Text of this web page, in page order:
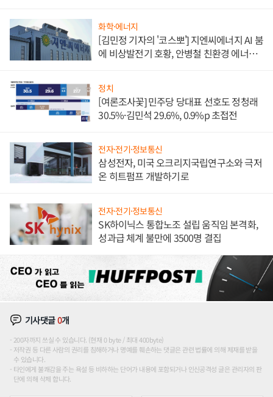
화학·에너지
[김민정 기자의 '코스뽀'] 지엔씨에너지 AI 붐
에 비상발전기 호황, 안병철 친환경 에너지
정치
[여론조사꽃] 민주당 당대표 선호도 정청래
30.5%·김민석 29.6%, 0.9%p 초접전
전자·전기·정보통신
삼성전자, 미국 오크리지국립연구소와 극저
온 히트펌프 개발하기로
전자·전기·정보통신
SK하이닉스 통합노조 설립 움직임 본격화,
성과급 체계 불만에 3500명 결집
기사댓글0개
200자까지 쓰실 수 있습니다. (현재 0 byte / 최대 400byte)
저작권 등 다른 사람의 권리를 침해하거나 명예를 훼손하는 댓글은 관련 법률에 의해 제재를 받을
수 있습니다.
타인에게 불쾌감을 주는 욕설 등 비하하는 단어가 내용에 포함되거나 인신공격성 글은 관리자의 판
단에 의해 삭제 합니다.